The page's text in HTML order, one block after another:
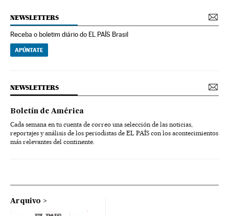
NEWSLETTERS
Receba o boletim diário do EL PAÍS Brasil
APÚNTATE
NEWSLETTERS
Boletín de América
Cada semana en tu cuenta de correo una selección de las noticias,
reportajes y análisis de los periodistas de EL PAÍS con los acontecimientos
más relevantes del continente.
Arquivo